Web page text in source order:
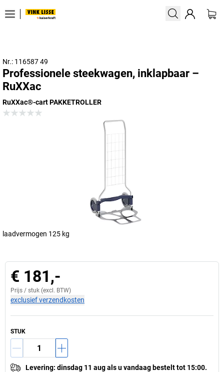
Nr.: 116587 49
Professionele steekwagen, inklapbaar –
RuXXac
RuXXac®-cart PAKKETROLLER
laadvermogen 125 kg
€ 181,-
Prijs / stuk (excl. BTW)
exclusief verzendkosten
STUK
Levering: dinsdag 11 augals uvandaag bestelt tot 15:00.